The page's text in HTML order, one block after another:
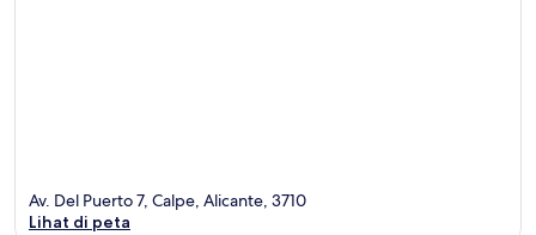
Av. Del Puerto 7, Calpe, Alicante, 3710
Lihat di peta